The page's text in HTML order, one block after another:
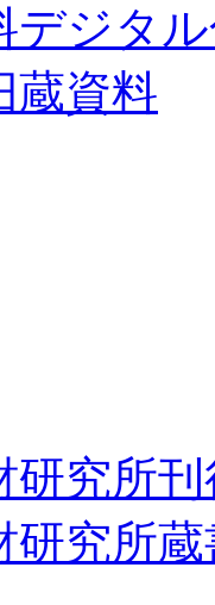
デジタ
蔵資料
研究所
研究所